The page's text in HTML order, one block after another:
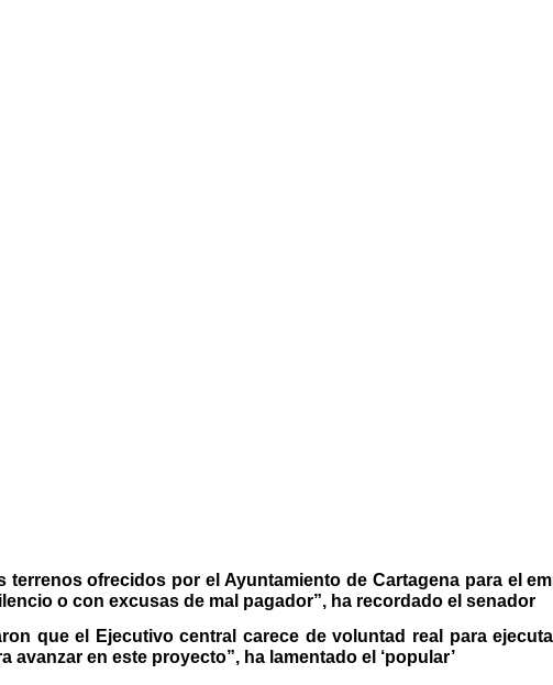
terrenos ofrecidos por el Ayuntamiento de Cartagena para el
o con excusas de mal pagador”, ha recordado el senador
que el Ejecutivo central carece de voluntad real para
avanzar en este proyecto”, ha lamentado el ‘popular’